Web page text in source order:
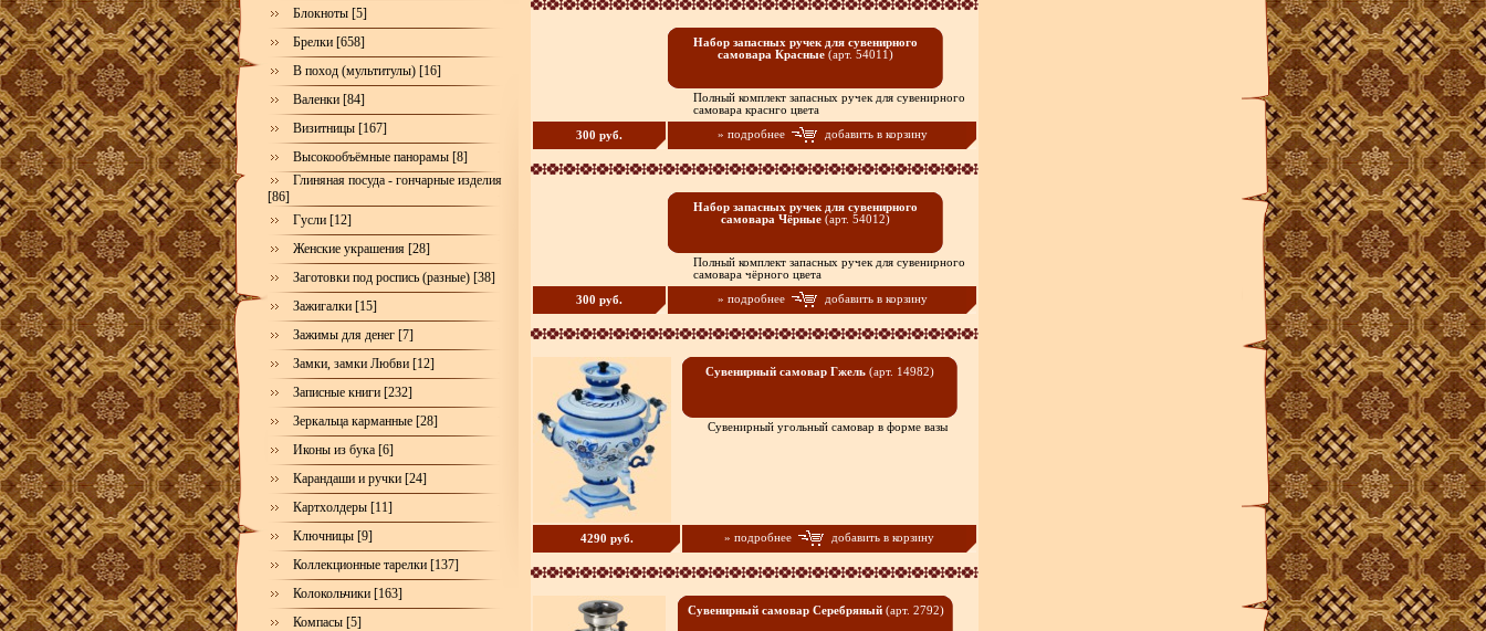
Блокноты [5]
Брелки [658]
В поход (мультитулы) [16]
Валенки [84]
Визитницы [167]
Высокообъёмные панорамы [8]
Глиняная посуда - гончарные изделия
[86]
Гусли [12]
Женские украшения [28]
Заготовки под роспись (разные) [38]
Зажигалки [15]
Зажимы для денег [7]
Замки, замки Любви [12]
Записные книги [232]
Зеркальца карманные [28]
Иконы из бука [6]
Карандаши и ручки [24]
Картхолдеры [11]
Ключницы [9]
Коллекционные тарелки [137]
Колокольчики [163]
Компасы [5]
Набор запасных ручек для сувенирного
самовара Красные (арт. 54011)
Полный комплект запасных ручек для сувенирного
самовара краснго цвета
300 руб. » подробнее добавить в корзину
Набор запасных ручек для сувенирного
самовара Чёрные (арт. 54012)
Полный комплект запасных ручек для сувенирного
самовара чёрного цвета
300 руб. » подробнее добавить в корзину
Сувенирный самовар Гжель (арт. 14982)
Сувенирный угольный самовар в форме вазы
4290 руб. » подробнее добавить в корзину
Сувенирный самовар Серебряный(арт. 2792)